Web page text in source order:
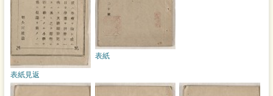
表紙
表紙見返